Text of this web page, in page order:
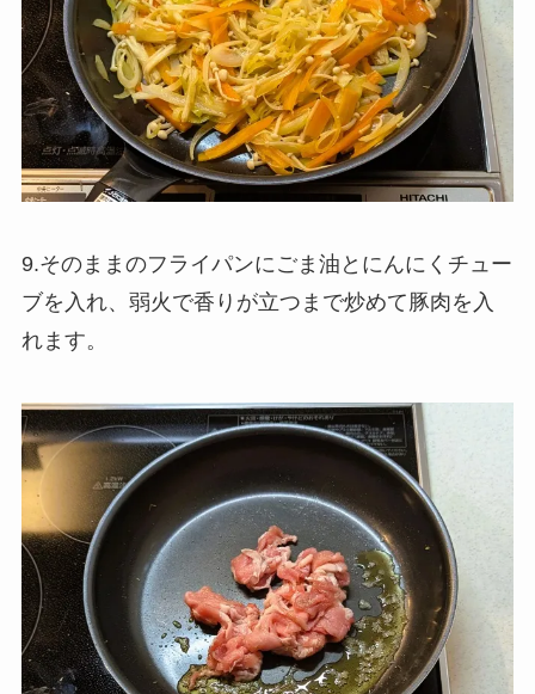
9.そのままのフライパンにごま油とにんにくチュー
ブを入れ、弱火で香りが立つまで炒めて豚肉を入
れます。